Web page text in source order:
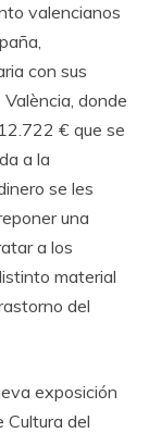
valencianos
con sus
donde
€ que se
a la
se les
una
a los
material
del
exposición
Cultura del